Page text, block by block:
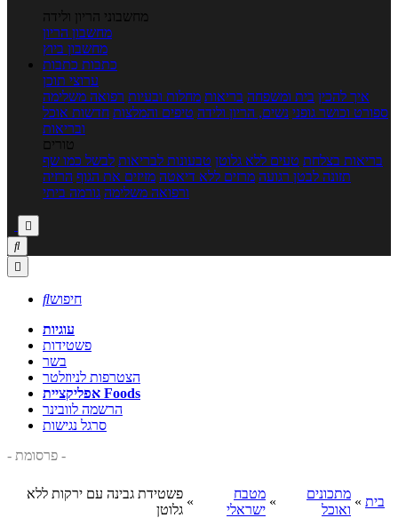
מחשבוני הריון ולידה
מחשבון הריון
מחשבון ביוץ
כתבות כתבות
ערוצי תוכן
איך להכין בית ומשפחה בריאות מחלות ובעיות רפואה משלימה
ספורט וכושר גופני נשים, הריון ולידה טיפים והמלצות חדשות אוכל
ובריאות
טורים
בריאות בצלחת טעים ללא גלוטן טבעונות לבריאות לבשל כמו שף
תזונה לבטן רגועה מרזים ללא דיאטה מזיזים את הגוף הרזיה
ורפואה משלימה גורמה ביתי



חיפוש
עוגיות
פשטידות
בשר
הצטרפות לניוזלטר
אפליקציית Foods
הרשמה לוובינר
סרגל נגישות
- פרסומת -
בית »
מתכונים
ואוכל
»
מטבח
ישראלי
»
פשטידת גבינה עם ירקות ללא
גלוטן